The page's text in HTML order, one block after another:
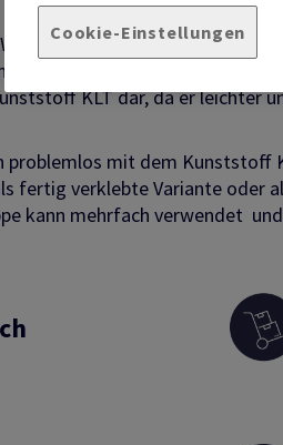
ist ein variabler
zum Versand verschiedener
KLT dar, da er leichter
problemlos mit dem Kunststoff
fertig verklebte Variante oder
kann mehrfach verwendet
Cookie-Einstellungen